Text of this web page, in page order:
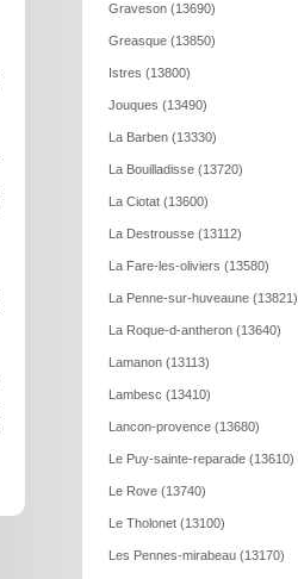
Graveson (13690)
Greasque (13850)
Istres (13800)
Jouques (13490)
La Barben (13330)
La Bouilladisse (13720)
La Ciotat (13600)
La Destrousse (13112)
La Fare-les-oliviers (13580)
La Penne-sur-huveaune (13821)
La Roque-d-antheron (13640)
Lamanon (13113)
Lambesc (13410)
Lancon-provence (13680)
Le Puy-sainte-reparade (13610)
Le Rove (13740)
Le Tholonet (13100)
Les Pennes-mirabeau (13170)